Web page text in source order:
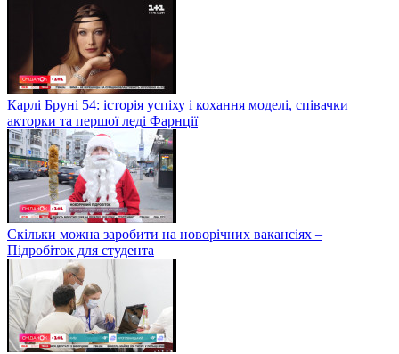
Карлі Бруні 54: історія успіху і кохання моделі, співачки
акторки та першої леді Фарнції
Скільки можна заробити на новорічних вакансіях –
Підробіток для студента